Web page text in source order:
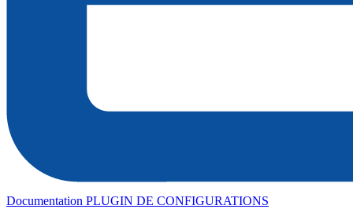
Documentation PLUGIN DE CONFIGURATIONS